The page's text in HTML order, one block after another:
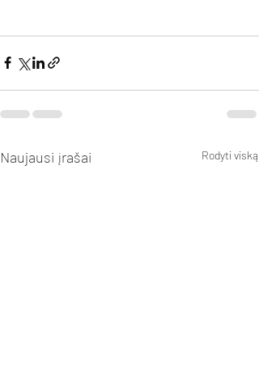
Naujausi įrašai Rodyti viską